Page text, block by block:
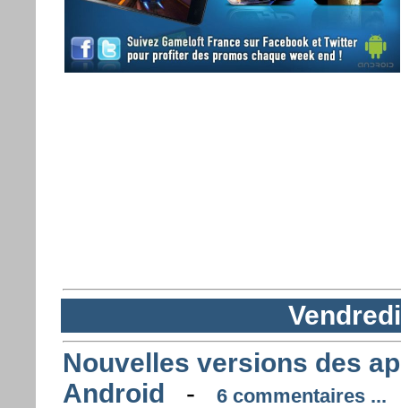
Nouvelles versions des
Android
- 6 commentaires ...